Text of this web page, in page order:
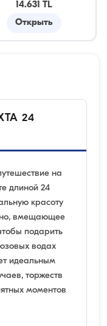
14.631 TL
Открыть
24
на
длиной 24
красоту
вмещающее
подарить
водах
идеальным
торжеств
моментов